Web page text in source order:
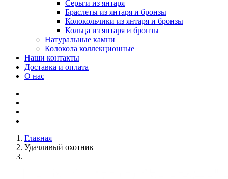
Серьги из янтаря
Браслеты из янтаря и бронзы
Колокольчики из янтаря и бронзы
Кольца из янтаря и бронзы
Натуральные камни
Колокола коллекционные
Наши контакты
Доставка и оплата
О нас
Главная
Удачливый охотник